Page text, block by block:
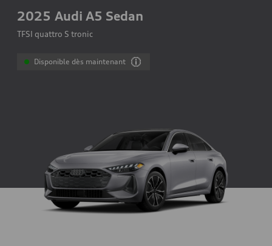
2025 Audi A5 Sedan
TFSI quattro S tronic
Disponible dès maintenant